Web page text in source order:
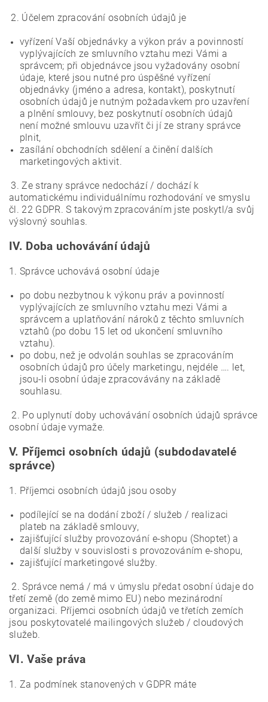
2. Účelem zpracování osobních údajů je
vyřízení Vaší objednávky a výkon práv a povinností
vyplývajících ze smluvního vztahu mezi Vámi a
správcem; při objednávce jsou vyžadovány osobní
údaje, které jsou nutné pro úspěšné vyřízení
objednávky (jméno a adresa, kontakt), poskytnutí
osobních údajů je nutným požadavkem pro uzavření
a plnění smlouvy, bez poskytnutí osobních údajů
není možné smlouvu uzavřít či jí ze strany správce
plnit,
zasílání obchodních sdělení a činění dalších
marketingových aktivit.
3. Ze strany správce nedochází / dochází k
automatickému individuálnímu rozhodování ve smyslu
čl. 22 GDPR. S takovým zpracováním jste poskytl/a svůj
výslovný souhlas.
IV. Doba uchovávání údajů
1. Správce uchovává osobní údaje
po dobu nezbytnou k výkonu práv a povinností
vyplývajících ze smluvního vztahu mezi Vámi a
správcem a uplatňování nároků z těchto smluvních
vztahů (po dobu 15 let od ukončení smluvního
vztahu).
po dobu, než je odvolán souhlas se zpracováním
osobních údajů pro účely marketingu, nejdéle …. let,
jsou-li osobní údaje zpracovávány na základě
souhlasu.
2. Po uplynutí doby uchovávání osobních údajů správce
osobní údaje vymaže.
V. Příjemci osobních údajů (subdodavatelé
správce)
1. Příjemci osobních údajů jsou osoby
podílející se na dodání zboží / služeb / realizaci
plateb na základě smlouvy,
zajišťující služby provozování e-shopu (Shoptet) a
další služby v souvislosti s provozováním e-shopu,
zajišťující marketingové služby.
2. Správce nemá / má v úmyslu předat osobní údaje do
třetí země (do země mimo EU) nebo mezinárodní
organizaci. Příjemci osobních údajů ve třetích zemích
jsou poskytovatelé mailingových služeb / cloudových
služeb.
VI.Vaše práva
1. Za podmínek stanovených v GDPR máte